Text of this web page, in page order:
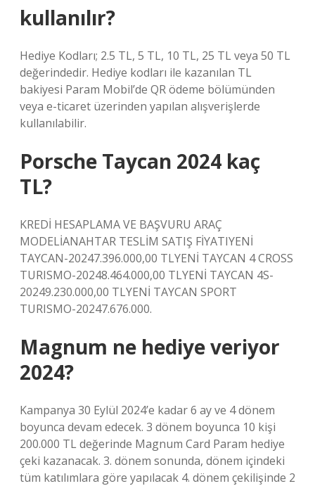
kullanılır?
Hediye Kodları; 2.5 TL, 5 TL, 10 TL, 25 TL veya 50 TL
değerindedir. Hediye kodları ile kazanılan TL
bakiyesi Param Mobil’de QR ödeme bölümünden
veya e-ticaret üzerinden yapılan alışverişlerde
kullanılabilir.
Porsche Taycan 2024 kaç
TL?
KREDİ HESAPLAMA VE BAŞVURU ARAÇ
MODELİANAHTAR TESLİM SATIŞ FİYATIYENİ
TAYCAN-20247.396.000,00 TLYENİ TAYCAN 4 CROSS
TURISMO-20248.464.000,00 TLYENİ TAYCAN 4S-
20249.230.000,00 TLYENİ TAYCAN SPORT
TURISMO-20247.676.000.
Magnum ne hediye veriyor
2024?
Kampanya 30 Eylül 2024’e kadar 6 ay ve 4 dönem
boyunca devam edecek. 3 dönem boyunca 10 kişi
200.000 TL değerinde Magnum Card Param hediye
çeki kazanacak. 3. dönem sonunda, dönem içindeki
tüm katılımlara göre yapılacak 4. dönem çekilişinde 2